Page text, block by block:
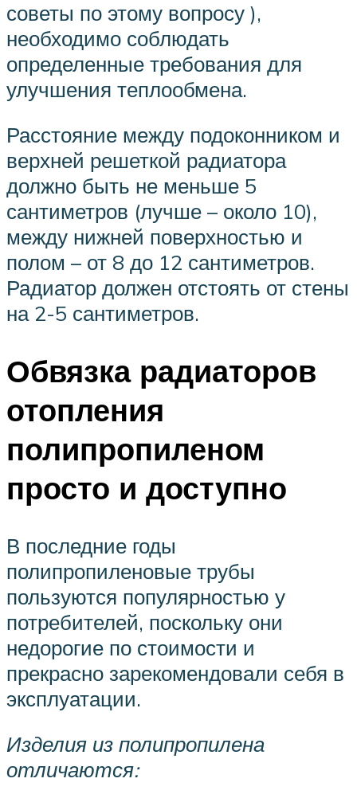
советы по этому вопросу ),
необходимо соблюдать
определенные требования для
улучшения теплообмена.
Расстояние между подоконником и
верхней решеткой радиатора
должно быть не меньше 5
сантиметров (лучше – около 10),
между нижней поверхностью и
полом – от 8 до 12 сантиметров.
Радиатор должен отстоять от стены
на 2-5 сантиметров.
Обвязка радиаторов
отопления
полипропиленом
просто и доступно
В последние годы
полипропиленовые трубы
пользуются популярностью у
потребителей, поскольку они
недорогие по стоимости и
прекрасно зарекомендовали себя в
эксплуатации.
Изделия из полипропилена
отличаются: